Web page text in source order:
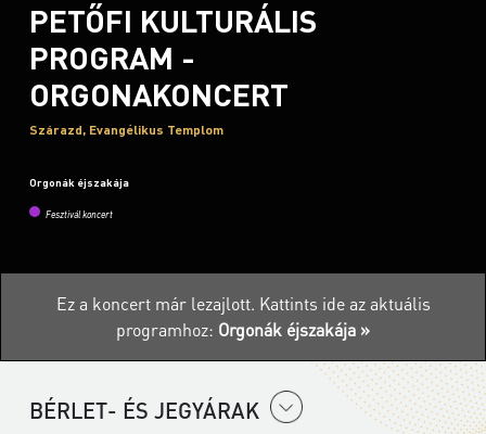
PETŐFI KULTURÁLIS
PROGRAM -
ORGONAKONCERT
Szárazd, Evangélikus Templom
Orgonák éjszakája
Fesztivál koncert
Ez a koncert már lezajlott. Kattints ide az aktuális
programhoz: Orgonák éjszakája »
BÉRLET- ÉS JEGYÁRAK